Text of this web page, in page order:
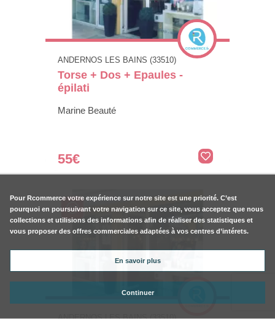
ANDERNOS LES BAINS (33510)
Torse + Dos + Epaules -
épilati
Marine Beauté
55€
Pour Rcommerce votre expérience sur notre site est une priorité. C’est
pourquoi en poursuivant votre navigation sur ce site, vous acceptez que nous
collections et utilisions des informations afin de réaliser des statistiques et
vous proposer des offres commerciales adaptées à vos centres d’intérets.
En savoir plus
Continuer